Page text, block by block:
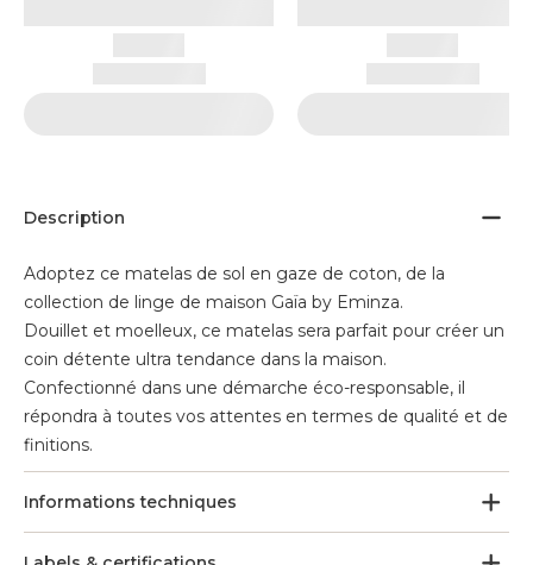
Description
Adoptez ce matelas de sol en gaze de coton, de la
collection de linge de maison Gaïa by Eminza.
Douillet et moelleux, ce matelas sera parfait pour créer un
coin détente ultra tendance dans la maison.
Confectionné dans une démarche éco-responsable, il
répondra à toutes vos attentes en termes de qualité et de
finitions.
Informations techniques